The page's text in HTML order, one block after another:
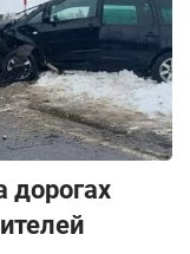
дорогах